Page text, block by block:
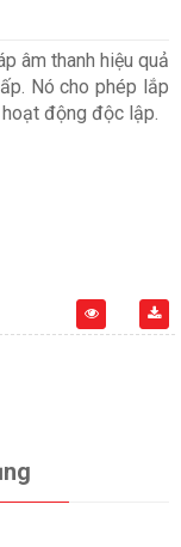
âm thanh hiệu quả
Nó cho phép lắp
động độc lập.